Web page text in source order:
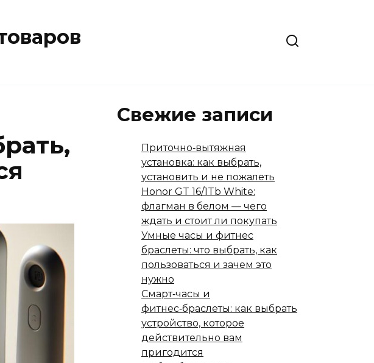
Свежие записи
Приточно‑вытяжная
установка: как выбрать,
установить и не пожалеть
Honor GT 16/1Tb White:
флагман в белом — чего
ждать и стоит ли покупать
Умные часы и фитнес
браслеты: что выбрать, как
пользоваться и зачем это
нужно
Смарт‑часы и
фитнес‑браслеты: как выбрать
устройство, которое
действительно вам
пригодится